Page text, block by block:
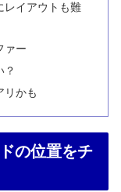
レイアウトも難
ァー
？
リかも
の位置をチ